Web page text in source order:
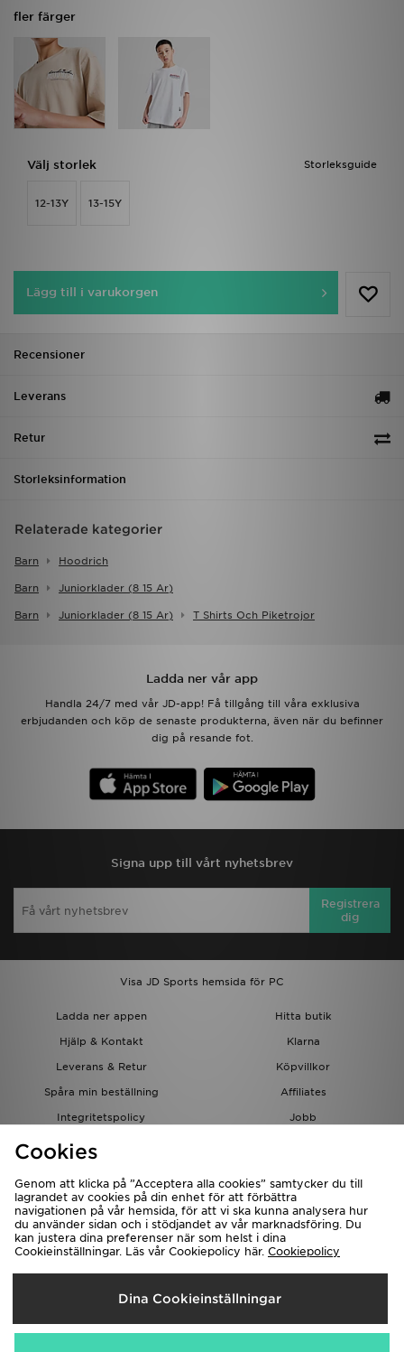
fler färger
Storleksguide
Välj storlek
12-13Y 13-15Y
Lägg till i varukorgen
Recensioner
Leverans
Retur
Storleksinformation
Relaterade kategorier
Barn Hoodrich
Barn Juniorklader (8 15 Ar)
Barn Juniorklader (8 15 Ar) T Shirts Och Piketrojor
Ladda ner vår app
Handla 24/7 med vår JD-app! Få tillgång till våra exklusiva
erbjudanden och köp de senaste produkterna, även när du befinner
dig på resande fot.
Signa upp till vårt nyhetsbrev
Registrera
dig
Visa JD Sports hemsida för PC
Ladda ner appen
Hitta butik
Hjälp & Kontakt
Klarna
Leverans & Retur
Köpvillkor
Spåra min beställning
Affiliates
Integritetspolicy
Jobb
JD-bloggen
Levererar Till
Sverige
Cookies
Genom att klicka på ”Acceptera alla cookies” samtycker du till
lagrandet av cookies på din enhet för att förbättra
navigationen på vår hemsida, för att vi ska kunna analysera hur
du använder sidan och i stödjandet av vår marknadsföring. Du
kan justera dina preferenser när som helst i dina
Cookieinställningar. Läs vår Cookiepolicy här. Cookiepolicy
Dina Cookieinställningar